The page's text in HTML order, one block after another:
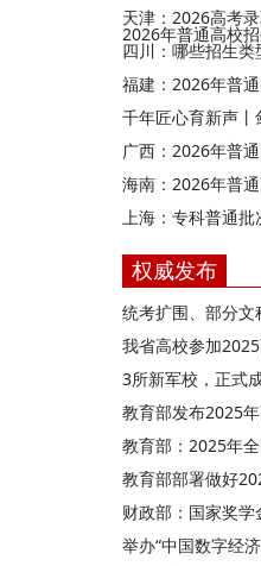
天津：2026高考
2026年普通高校
四川：哪些招生
福建：2026年普
千年匠心育新声
广西：2026年普
海南：2026年普
上海：专科普通
权威发布
统考扩围、部分
我省高校参加
3所新军校，正式
教育部发布2025
教育部：2025年
教育部部署做好
财政部：国家奖
举办“中国数字经